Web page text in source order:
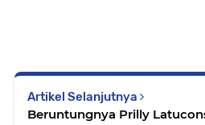
Artikel Selanjutnya
Beruntungnya Prilly